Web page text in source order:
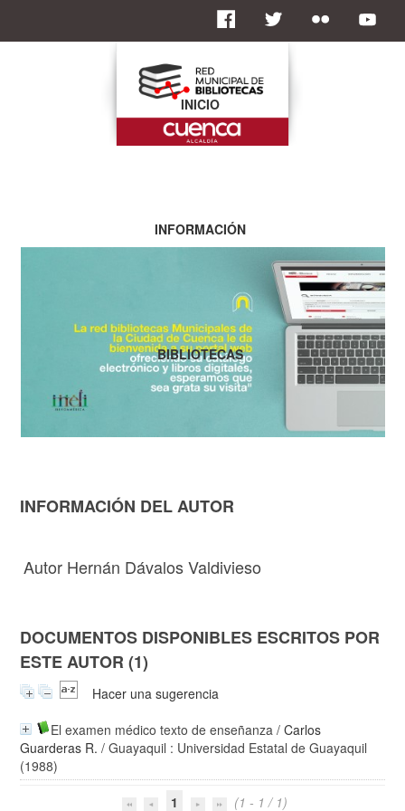
INFORMACIÓN DEL AUTOR
Autor Hernán Dávalos Valdivieso
DOCUMENTOS DISPONIBLES ESCRITOS POR
ESTE AUTOR (1)
Hacer una sugerencia
El examen médico texto de enseñanza /Carlos
Guarderas R. / Guayaquil : Universidad Estatal de Guayaquil
(1988)
1
(1 - 1 / 1)
INICIO
INFORMACIÓN
BIBLIOTECAS